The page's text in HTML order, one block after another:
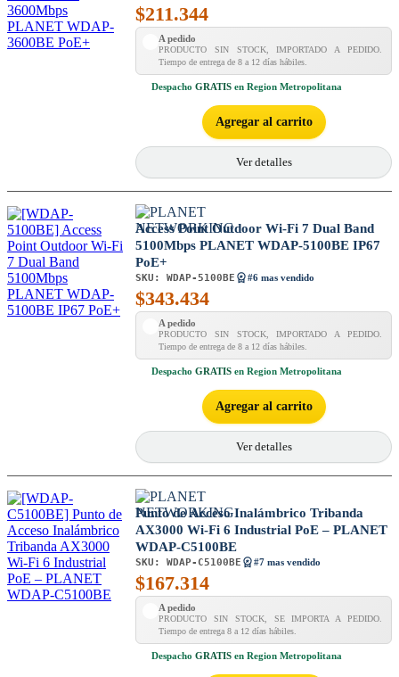
$211.344
A pedido
PRODUCTO SIN STOCK, IMPORTADO A PEDIDO.
Tiempo de entrega de 8 a 12 días hábiles.
Despacho GRATIS en Region Metropolitana
Agregar al carrito
Ver detalles
Access Point Outdoor Wi-Fi 7 Dual Band
5100Mbps PLANET WDAP-5100BE IP67
PoE+
SKU: WDAP-5100BE #6 mas vendido
$343.434
A pedido
PRODUCTO SIN STOCK, IMPORTADO A PEDIDO.
Tiempo de entrega de 8 a 12 días hábiles.
Despacho GRATIS en Region Metropolitana
Agregar al carrito
Ver detalles
Punto de Acceso Inalámbrico Tribanda
AX3000 Wi-Fi 6 Industrial PoE – PLANET
WDAP-C5100BE
SKU: WDAP-C5100BE #7 mas vendido
$167.314
A pedido
PRODUCTO SIN STOCK, SE IMPORTA A PEDIDO.
Tiempo de entrega 8 a 12 días hábiles.
Despacho GRATIS en Region Metropolitana